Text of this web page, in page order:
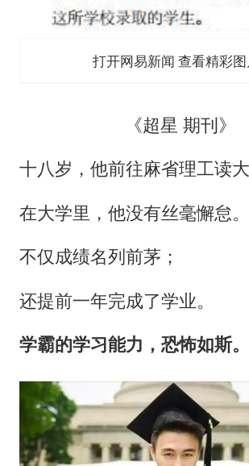
打开网易新闻 查看精彩
《超星 期刊》
十八岁，他前往麻省理工读大
在大学里，他没有丝毫懈怠。
不仅成绩名列前茅；
还提前一年完成了学业。
学霸的学习能力，恐怖如斯。